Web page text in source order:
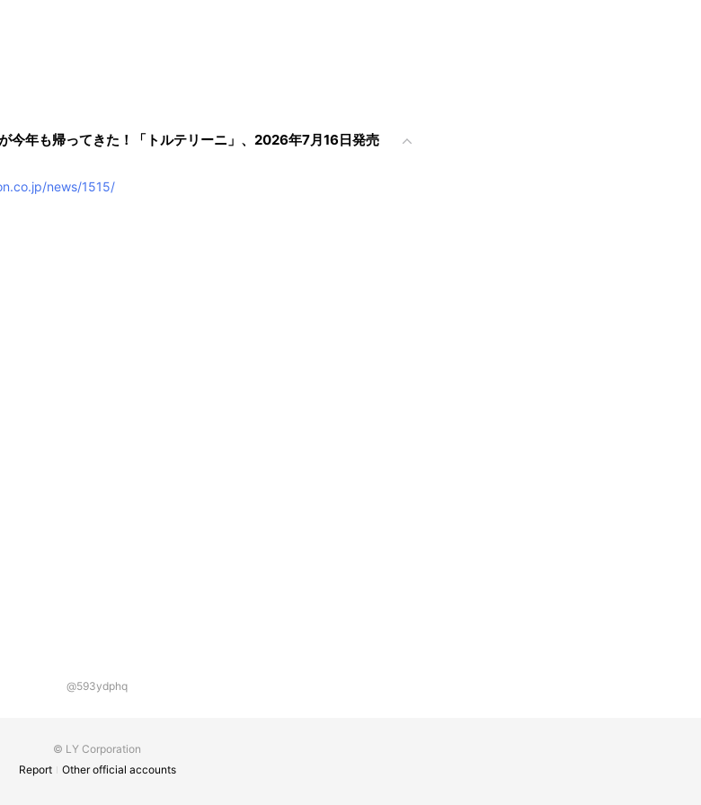
今年も帰ってきた！「トルテリーニ」、2026年7月16日発売
news/1515/
@593ydphq
© LY Corporation
Report
Other official accounts